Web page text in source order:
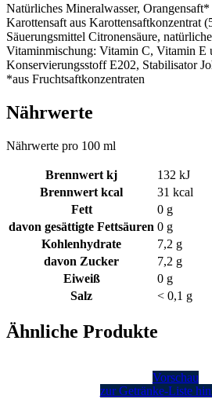
Natürliches Mineralwasser,
Karottensaft aus Karottensaftkonzentrat
Säuerungsmittel Citronensäure,
Vitaminmischung: Vitamin C, Vitamin E
Konservierungsstoff E202, Stabilisator
*aus Fruchtsaftkonzentraten
Nährwerte
Nährwerte pro 100 ml
Brennwert kj 132 kJ
Brennwert kcal
31 kcal
Fett
0 g
davon gesättigte Fettsäuren 0 g
Kohlenhydrate
7,2 g
davon Zucker 7,2 g
Eiweiß
0 g
Salz
< 0,1 g
Ähnliche Produkte
Vorschau
zur Getränke-Liste